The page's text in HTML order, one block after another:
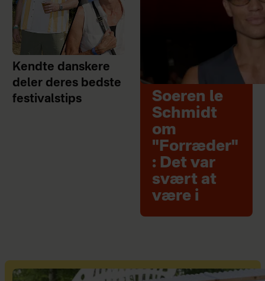
Kendte danskere
deler deres bedste
festivalstips
Soeren le
Schmidt
om
"Forræder"
: Det var
svært at
være i